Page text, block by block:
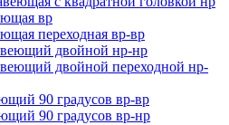
вр
переходная вр-вр
двойной нр-нр
двойной переходной нр-
90 градусов вр-вр
90 градусов вр-нр